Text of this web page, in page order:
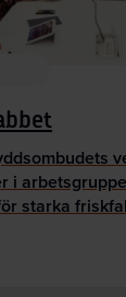
i
starka